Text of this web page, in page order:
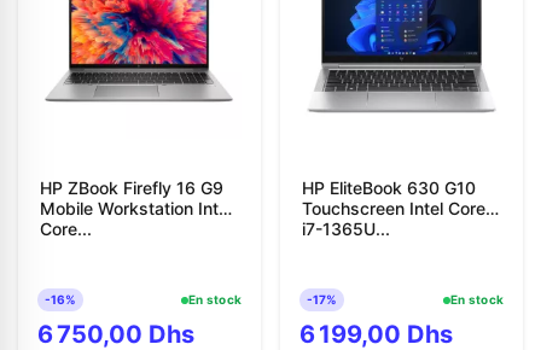
HP ZBook Firefly 16 G9
Mobile Workstation Intel
Core...
-16% En stock
6 750,00 Dhs
HP EliteBook 630 G10
Touchscreen Intel Core
i7-1365U...
-17% En stock
6 199,00 Dhs